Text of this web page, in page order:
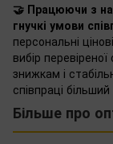
🤝 Працюючи з
гнучкі умови
персональні
вибір
знижкам і
співпраці
Більше про